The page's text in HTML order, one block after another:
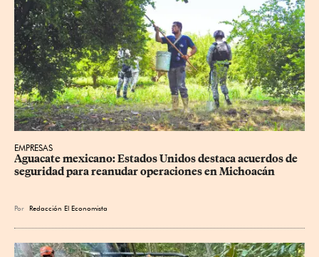
EMPRESAS
Aguacate mexicano: Estados Unidos destaca acuerdos de
seguridad para reanudar operaciones en Michoacán
Por Redacción El Economista